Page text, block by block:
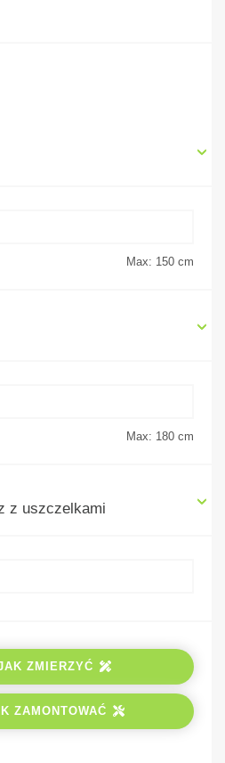
Max: 150 cm
Max: 180 cm
z uszczelkami
ZMIERZYĆ
ZAMONTOWAĆ